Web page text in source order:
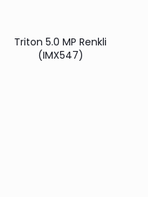
Triton 5.0 MP Renkli
(IMX547)